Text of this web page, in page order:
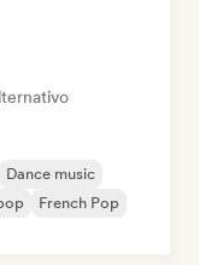
Dance music
French Pop